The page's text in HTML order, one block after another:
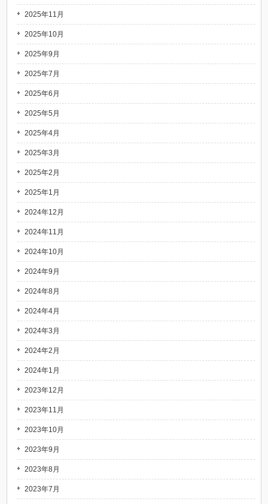
2025年11月
2025年10月
2025年9月
2025年7月
2025年6月
2025年5月
2025年4月
2025年3月
2025年2月
2025年1月
2024年12月
2024年11月
2024年10月
2024年9月
2024年8月
2024年4月
2024年3月
2024年2月
2024年1月
2023年12月
2023年11月
2023年10月
2023年9月
2023年8月
2023年7月